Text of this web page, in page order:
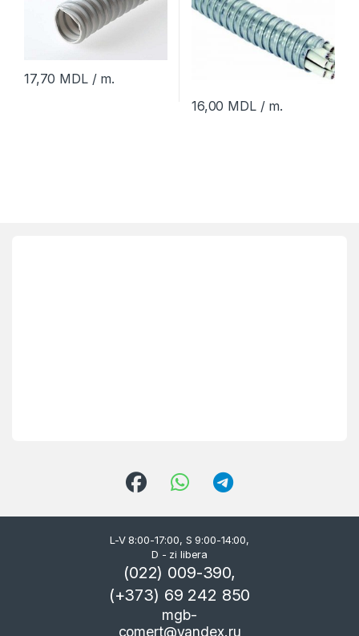
17,70 MDL/ m.
16,00 MDL/ m.
L-V 8:00-17:00, S 9:00-14:00,
D - zi libera
(022) 009-390,
(+373) 69 242 850
mgb-
comert@yandex.ru